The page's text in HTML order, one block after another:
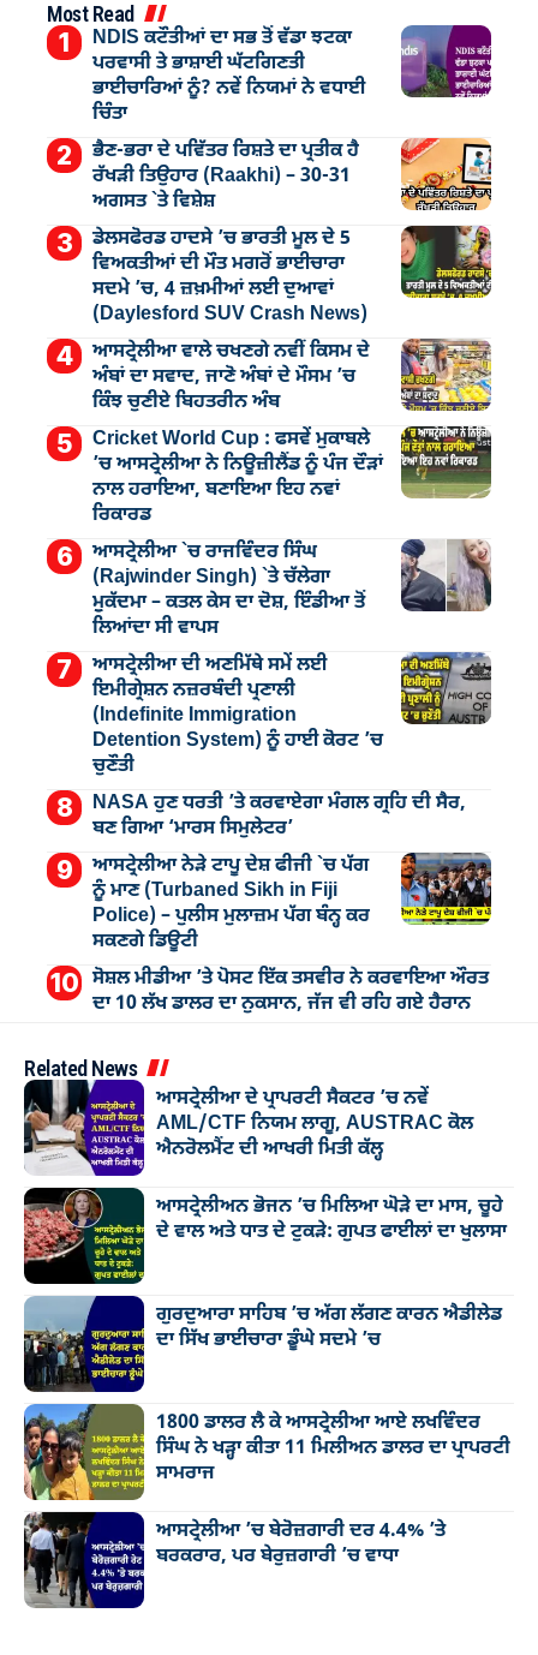
Most Read
NDIS ਕਟੌਤੀਆਂ ਦਾ ਸਭ ਤੋਂ ਵੱਡਾ ਝਟਕਾ
ਪਰਵਾਸੀ ਤੇ ਭਾਸ਼ਾਈ ਘੱਟਗਿਣਤੀ
ਭਾਈਚਾਰਿਆਂ ਨੂੰ? ਨਵੇਂ ਨਿਯਮਾਂ ਨੇ ਵਧਾਈ
ਚਿੰਤਾ
ਭੈਣ-ਭਰਾ ਦੇ ਪਵਿੱਤਰ ਰਿਸ਼ਤੇ ਦਾ ਪ੍ਰਤੀਕ ਹੈ
ਰੱਖੜੀ ਤਿਉਹਾਰ (Raakhi) – 30-31
ਅਗਸਤ `ਤੇ ਵਿਸ਼ੇਸ਼
ਡੇਲਸਫੋਰਡ ਹਾਦਸੇ ’ਚ ਭਾਰਤੀ ਮੂਲ ਦੇ 5
ਵਿਅਕਤੀਆਂ ਦੀ ਮੌਤ ਮਗਰੋਂ ਭਾਈਚਾਰਾ
ਸਦਮੇ ’ਚ, 4 ਜ਼ਖ਼ਮੀਆਂ ਲਈ ਦੁਆਵਾਂ
(Daylesford SUV Crash News)
ਆਸਟ੍ਰੇਲੀਆ ਵਾਲੇ ਚਖਣਗੇ ਨਵੀਂ ਕਿਸਮ ਦੇ
ਅੰਬਾਂ ਦਾ ਸਵਾਦ, ਜਾਣੋ ਅੰਬਾਂ ਦੇ ਮੌਸਮ ’ਚ
ਕਿੰਝ ਚੁਣੀਏ ਬਿਹਤਰੀਨ ਅੰਬ
Cricket World Cup : ਫਸਵੇਂ ਮੁਕਾਬਲੇ
’ਚ ਆਸਟ੍ਰੇਲੀਆ ਨੇ ਨਿਊਜ਼ੀਲੈਂਡ ਨੂੰ ਪੰਜ ਦੌੜਾਂ
ਨਾਲ ਹਰਾਇਆ, ਬਣਾਇਆ ਇਹ ਨਵਾਂ
ਰਿਕਾਰਡ
ਆਸਟ੍ਰੇਲੀਆ `ਚ ਰਾਜਵਿੰਦਰ ਸਿੰਘ
(Rajwinder Singh) `ਤੇ ਚੱਲੇਗਾ
ਮੁੁਕੱਦਮਾ – ਕਤਲ ਕੇਸ ਦਾ ਦੋਸ਼, ਇੰਡੀਆ ਤੋਂ
ਲਿਆਂਦਾ ਸੀ ਵਾਪਸ
ਆਸਟ੍ਰੇਲੀਆ ਦੀ ਅਣਮਿੱਥੇ ਸਮੇਂ ਲਈ
ਇਮੀਗ੍ਰੇਸ਼ਨ ਨਜ਼ਰਬੰਦੀ ਪ੍ਰਣਾਲੀ
(Indefinite Immigration
Detention System) ਨੂੰ ਹਾਈ ਕੋਰਟ ’ਚ
ਚੁਣੌਤੀ
NASA ਹੁਣ ਧਰਤੀ ’ਤੇ ਕਰਵਾਏਗਾ ਮੰਗਲ ਗ੍ਰਹਿ ਦੀ ਸੈਰ,
ਬਣ ਗਿਆ ‘ਮਾਰਸ ਸਿਮੁਲੇਟਰ’
ਆਸਟ੍ਰੇਲੀਆ ਨੇੜੇ ਟਾਪੂ ਦੇਸ਼ ਫੀਜੀ `ਚ ਪੱਗ
ਨੂੰ ਮਾਣ (Turbaned Sikh in Fiji
Police) – ਪੁਲੀਸ ਮੁਲਾਜ਼ਮ ਪੱਗ ਬੰਨ੍ਹ ਕਰ
ਸਕਣਗੇ ਡਿਊਟੀ
ਸੋਸ਼ਲ ਮੀਡੀਆ ’ਤੇ ਪੋਸਟ ਇੱਕ ਤਸਵੀਰ ਨੇ ਕਰਵਾਇਆ ਔਰਤ
ਦਾ 10 ਲੱਖ ਡਾਲਰ ਦਾ ਨੁਕਸਾਨ, ਜੱਜ ਵੀ ਰਹਿ ਗਏ ਹੈਰਾਨ
Related News
ਆਸਟ੍ਰੇਲੀਆ ਦੇ ਪ੍ਰਾਪਰਟੀ ਸੈਕਟਰ ’ਚ ਨਵੇਂ
AML/CTF ਨਿਯਮ ਲਾਗੂ, AUSTRAC ਕੋਲ
ਐਨਰੋਲਮੈਂਟ ਦੀ ਆਖਰੀ ਮਿਤੀ ਕੱਲ੍ਹ
ਆਸਟ੍ਰੇਲੀਅਨ ਭੋਜਨ ’ਚ ਮਿਲਿਆ ਘੋੜੇ ਦਾ ਮਾਸ, ਚੂਹੇ
ਦੇ ਵਾਲ ਅਤੇ ਧਾਤ ਦੇ ਟੁਕੜੇ: ਗੁਪਤ ਫਾਈਲਾਂ ਦਾ ਖੁਲਾਸਾ
ਗੁਰਦੁਆਰਾ ਸਾਹਿਬ ’ਚ ਅੱਗ ਲੱਗਣ ਕਾਰਨ ਐਡੀਲੇਡ
ਦਾ ਸਿੱਖ ਭਾਈਚਾਰਾ ਡੂੰਘੇ ਸਦਮੇ ’ਚ
1800 ਡਾਲਰ ਲੈ ਕੇ ਆਸਟ੍ਰੇਲੀਆ ਆਏ ਲਖਵਿੰਦਰ
ਸਿੰਘ ਨੇ ਖੜ੍ਹਾ ਕੀਤਾ 11 ਮਿਲੀਅਨ ਡਾਲਰ ਦਾ ਪ੍ਰਾਪਰਟੀ
ਸਾਮਰਾਜ
ਆਸਟ੍ਰੇਲੀਆ ’ਚ ਬੇਰੋਜ਼ਗਾਰੀ ਦਰ 4.4% ’ਤੇ
ਬਰਕਰਾਰ, ਪਰ ਬੇਰੁਜ਼ਗਾਰੀ ’ਚ ਵਾਧਾ